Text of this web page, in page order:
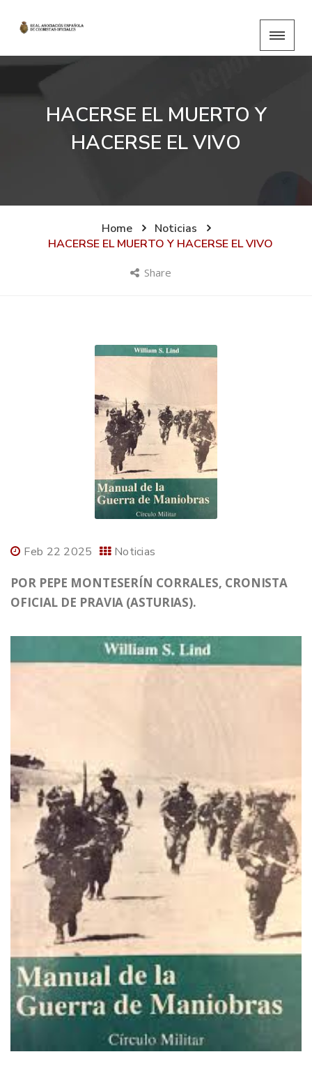
HACERSE EL MUERTO Y
HACERSE EL VIVO
Home
Noticias
HACERSE EL MUERTO Y HACERSE EL VIVO
Share
Feb 22 2025 Noticias
POR PEPE MONTESERÍN CORRALES, CRONISTA
OFICIAL DE PRAVIA (ASTURIAS).